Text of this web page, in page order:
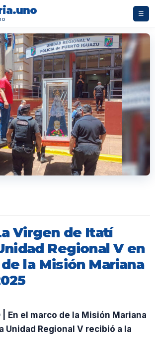
☰
Virgen de Itatí
Regional V en
la Misión Mariana
| En el marco de la Misión Mariana
Unidad Regional V recibió a la